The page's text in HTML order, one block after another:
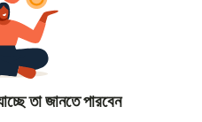
তা জানতে পারবেন